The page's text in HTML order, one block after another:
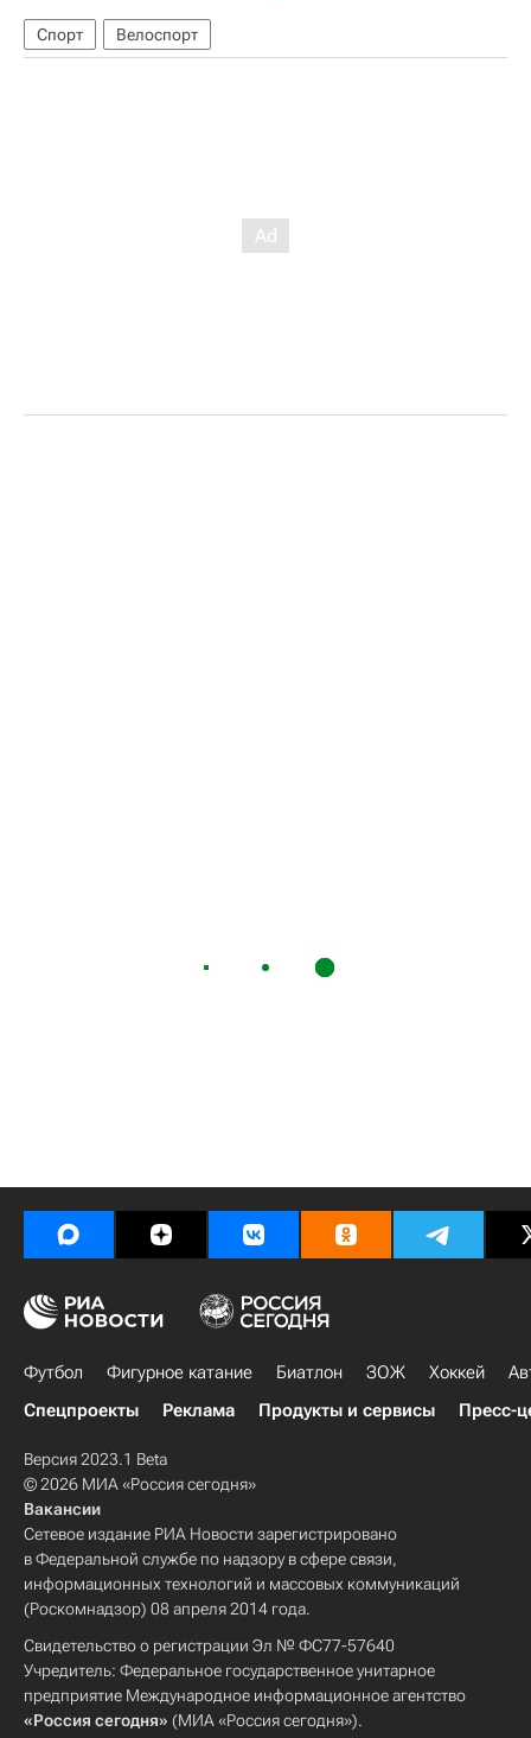
Спорт Велоспорт
Футбол Фигурное катание Биатлон ЗОЖ Хоккей
Спецпроекты
Реклама Продукты и сервисы Пресс-
Версия 2023.1 Beta
© 2026 МИА «Россия сегодня»
Вакансии
Сетевое издание РИА Новости зарегистрировано
в Федеральной службе по надзору в сфере связи,
информационных технологий и массовых коммуникаций
(Роскомнадзор) 08 апреля 2014 года.
Свидетельство о регистрации Эл № ФС77-57640
Учредитель: Федеральное государственное унитарное
предприятие Международное информационное агентство
«Россия сегодня» (МИА «Россия сегодня»).